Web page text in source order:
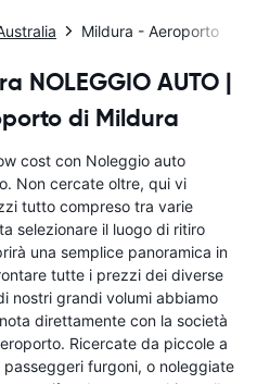
Mildura - Aeroporto
NOLEGGIO AUTO |
di Mildura
cost con Noleggio auto
Non cercate oltre, qui vi
tutto compreso tra varie
selezionare il luogo di ritiro
una semplice panoramica in
tutte i prezzi dei diverse
nostri grandi volumi abbiamo
direttamente con la società
Ricercate da piccole a
furgoni, o noleggiate